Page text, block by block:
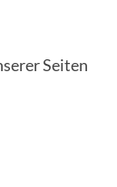
Seiten